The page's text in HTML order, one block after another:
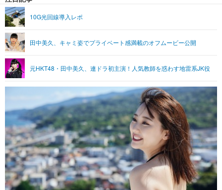
グラビア ブログ
ショッピング その他
ライフTOP
リリース一覧
プッシュ通知の停止方法
10G光回線導入レポ
田中美久、キャミ姿でプライベート感満載のオフムービー公開
元HKT48・田中美久、連ドラ初主演！人気教師を惑わす地雷系JK役